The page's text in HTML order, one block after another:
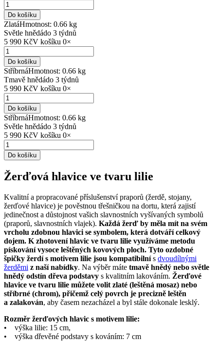
Do košíku
ZlatáHmotnost: 0.66 kg
Světle hnědádo 3 týdnů
5 990 KčV košíku 0×
Do košíku
StříbrnáHmotnost: 0.66 kg
Tmavě hnědádo 3 týdnů
5 990 KčV košíku 0×
Do košíku
StříbrnáHmotnost: 0.66 kg
Světle hnědádo 3 týdnů
5 990 KčV košíku 0×
Do košíku
Žerďová hlavice ve tvaru lilie
Kvalitní a propracované příslušenství praporů (žerdě, stojany,
žerďové hlavice) je pověstnou třešničkou na dortu, která zajistí
jedinečnost a důstojnost vašich slavnostních vyšívaných symbolů
(praporů, slavnostních vlajek). Každá žerď by měla mít na svém
vrcholu zdobnou hlavici se symbolem, která dotváří celkový
dojem. K zhotovení hlavic ve tvaru lilie využíváme metodu
pískování vysoce leštěných kovových ploch. Tyto ozdobné
špičky žerdí s motivem lilie jsou kompatibilnís dvoudílnými
žerděmi z naší nabídky. Na výběr máte tmavě hnědý nebo světle
hnědý odstín dřeva podstavy s kvalitním lakováním. Žerďové
hlavice ve tvaru lilie můžete volit zlaté (leštěná mosaz) nebo
stříbrné (chrom), přičemž celý povrch je precizně leštěn
a zalakován, aby časem nezacházel a byl stále dokonale lesklý.
Rozměr žerďových hlavic s motivem lilie:
• výška lilie: 15 cm,
• výška dřevěné podstavy s kováním: 7 cm